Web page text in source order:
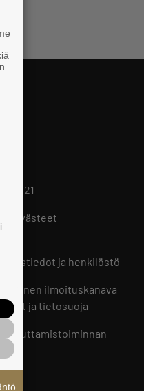
221
ja evästeet
ja henkilöstö
sisäinen ilmoituskanava
ja tietosuoja